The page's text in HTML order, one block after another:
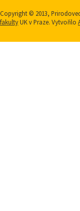
Copyright © 2013,
fakultyUK v Praze. Vytvořilo